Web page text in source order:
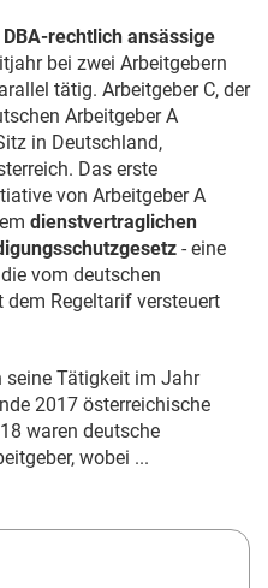
rechtlich ansässige
bei zwei Arbeitgebern
tätig. Arbeitgeber C, der
Arbeitgeber A
in Deutschland,
Das erste
von Arbeitgeber A
dienstvertraglichen
- eine
vom deutschen
dem Regeltarif versteuert
seine Tätigkeit im Jahr
2017 österreichische
waren deutsche
wobei ...